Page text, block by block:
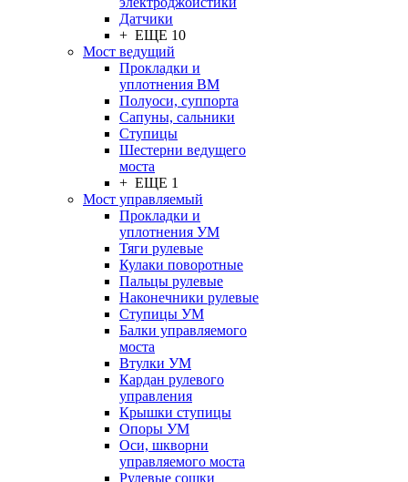
Датчики
+ ЕЩЕ 10
Мост ведущий
Прокладки и
уплотнения ВМ
Полуоси, суппорта
Сапуны, сальники
Ступицы
Шестерни ведущего
моста
+ ЕЩЕ 1
Мост управляемый
Прокладки и
уплотнения УМ
Тяги рулевые
Кулаки поворотные
Пальцы рулевые
Наконечники рулевые
Ступицы УМ
Балки управляемого
моста
Втулки УМ
Кардан рулевого
управления
Крышки ступицы
Опоры УМ
Оси, шкворни
управляемого моста
Рулевые сошки